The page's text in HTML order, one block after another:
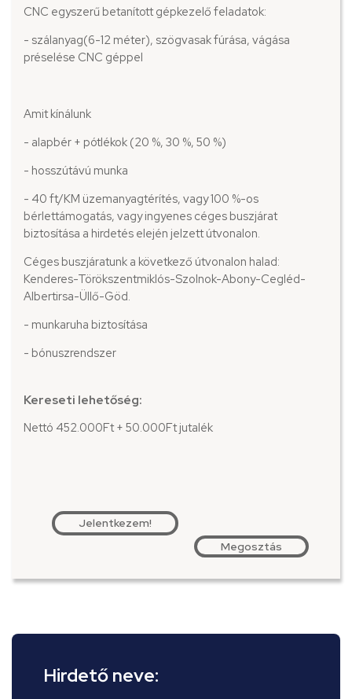
CNC egyszerű betanított gépkezelő feladatok:
- szálanyag(6-12 méter), szögvasak fúrása, vágása
préselése CNC géppel
Amit kínálunk
- alapbér + pótlékok (20 %, 30 %, 50 %)
- hosszútávú munka
- 40 ft/KM üzemanyagtérítés, vagy 100 %-os
bérlettámogatás, vagy ingyenes céges buszjárat
biztosítása a hirdetés elején jelzett útvonalon.
Céges buszjáratunk a következő útvonalon halad:
Kenderes-Törökszentmiklós-Szolnok-Abony-Cegléd-
Albertirsa-Üllő-Göd.
- munkaruha biztosítása
- bónuszrendszer
Kereseti lehetőség:
Nettó 452.000Ft + 50.000Ft jutalék
Jelentkezem!
Megosztás
Hirdető neve: